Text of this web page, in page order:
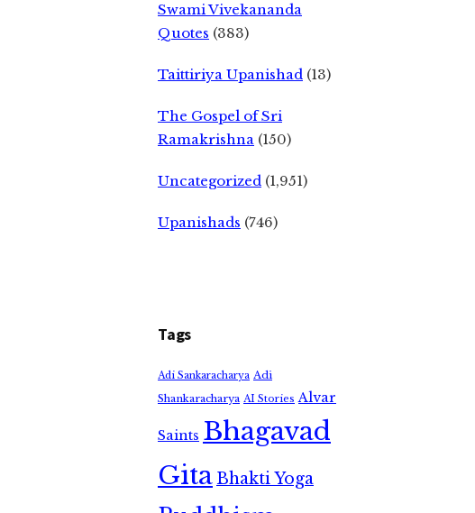
Swami Vivekananda
Quotes (383)
Taittiriya Upanishad (13)
The Gospel of Sri
Ramakrishna (150)
Uncategorized (1,951)
Upanishads (746)
Tags
Adi Sankaracharya Adi
Shankaracharya AI Stories Alvar
Saints Bhagavad
GitaBhakti Yoga